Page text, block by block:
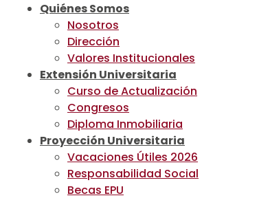
Quiénes Somos
Nosotros
Dirección
Valores Institucionales
Extensión Universitaria
Curso de Actualización
Congresos
Diploma Inmobiliaria
Proyección Universitaria
Vacaciones Útiles 2026
Responsabilidad Social
Becas EPU